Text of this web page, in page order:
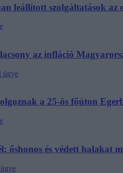
leállított szolgáltatások az
az infláció
ügye
a 25-ös főúton
őshonos és védett halakat